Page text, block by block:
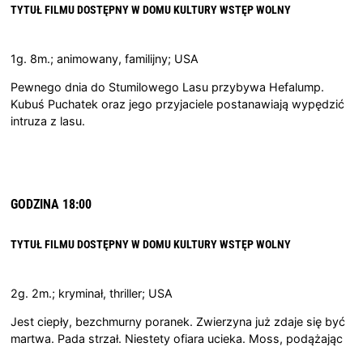
TYTUŁ FILMU DOSTĘPNY W DOMU KULTURYWSTĘP WOLNY
1g. 8m.; animowany, familijny; USA
Pewnego dnia do Stumilowego Lasu przybywa Hefalump.
Kubuś Puchatek oraz jego przyjaciele postanawiają wypędzić
intruza z lasu.
GODZINA 18:00
TYTUŁ FILMU DOSTĘPNY W DOMU KULTURYWSTĘP WOLNY
2g. 2m.; kryminał, thriller; USA
Jest ciepły, bezchmurny poranek. Zwierzyna już zdaje się być
martwa. Pada strzał. Niestety ofiara ucieka. Moss, podążając